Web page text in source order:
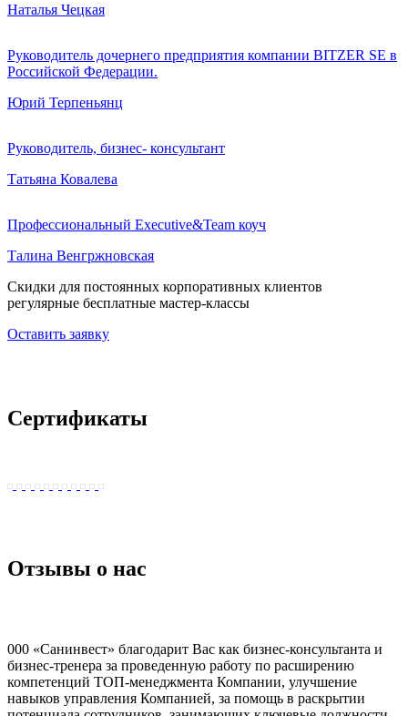
Наталья Чецкая
Руководитель дочернего предприятия компании BITZER SE в
Российской Федерации.
Юрий Терпеньянц
Руководитель, бизнес- консультант
Татьяна Ковалева
Профессиональный Executive&Team коуч
Талина Венгржновская
Скидки для постоянных корпоративных клиентов
регулярные бесплатные мастер-классы
Оставить заявку
Сертификаты
Отзывы о нас
000 «Санинвест» благодарит Вас как бизнес-консультанта и
бизнес-тренера за проведенную работу по расширению
компетенций ТОП-менеджмента Компании, улучшение
навыков управления Компанией, за помощь в раскрытии